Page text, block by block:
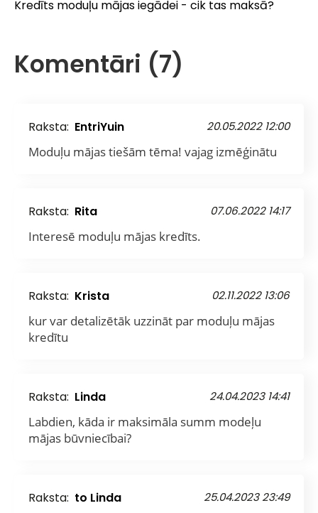
Kredīts moduļu mājas iegādei - cik tas maksā?
Komentāri (7)
Raksta: EntriYuin 20.05.2022 12:00
Moduļu mājas tiešām tēma! vajag izmēģinātu
Raksta: Rita 07.06.2022 14:17
Interesē moduļu mājas kredīts.
Raksta: Krista 02.11.2022 13:06
kur var detalizētāk uzzināt par moduļu mājas
kredītu
Raksta: Linda 24.04.2023 14:41
Labdien, kāda ir maksimāla summ modeļu
mājas būvniecībai?
Raksta: to Linda 25.04.2023 23:49